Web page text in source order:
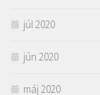
júl 2020
jún 2020
máj 2020